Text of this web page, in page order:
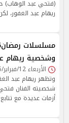
(فتحي عبد الوهاب)
ريهام عبد الغفور،
وشخصية ريهام
الأربعاء 12/فبراير/2025 - 05:34 ص
وتظهر ريهام عبد
شخصيته الفنان
أزمات عديدة مع